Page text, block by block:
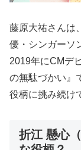
藤原大祐さんは
優・シンガーソ
2019年にCMデ
の無駄づかい』
役柄に挑み続け
折江 懸心